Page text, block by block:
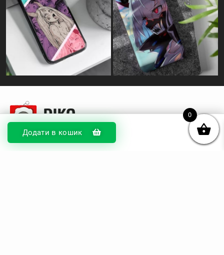
Додати в кошик
0